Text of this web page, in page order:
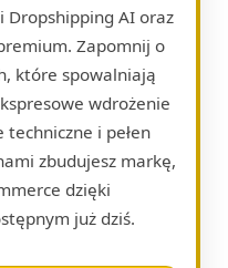
AI oraz
Zapomnij o
które spowalniają
wdrożenie
i pełen
zbudujesz markę,
dzięki
już dziś.